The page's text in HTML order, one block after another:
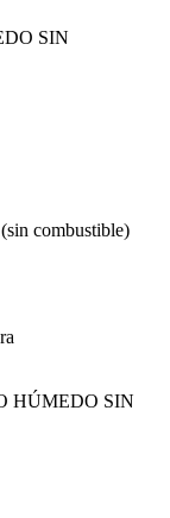
SIN
combustible)
HÚMEDO SIN